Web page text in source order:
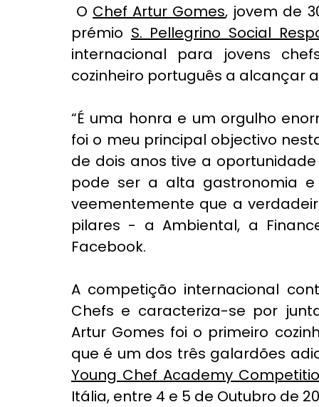
O Chef Artur Gomes, jovem de
prémio S. Pellegrino Social
internacional para jovens
cozinheiro português a alcançar
“É uma honra e um orgulho
foi o meu principal objectivo
de dois anos tive a
pode ser a alta gastronomia
veementemente que a
pilares - a Ambiental, a
Facebook.
A competição internacional
Chefs e caracteriza-se por
Artur Gomes foi o primeiro
que é um dos três galardões
Young Chef Academy
Itália, entre 4 e 5 de Outubro de